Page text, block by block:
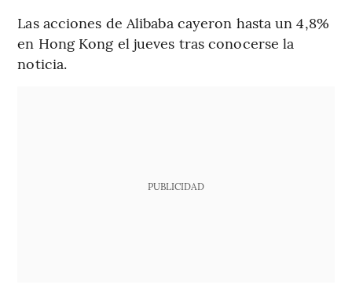
Las acciones de Alibaba cayeron hasta un 4,8%
en Hong Kong el jueves tras conocerse la
noticia.
PUBLICIDAD